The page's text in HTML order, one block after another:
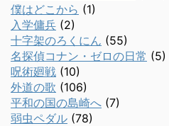
僕はどこから (1)
入学傭兵 (2)
十字架のろくにん (55)
名探偵コナン・ゼロの日常 (5)
呪術廻戦 (10)
外道の歌 (106)
平和の国の島崎へ (7)
弱虫ペダル (78)